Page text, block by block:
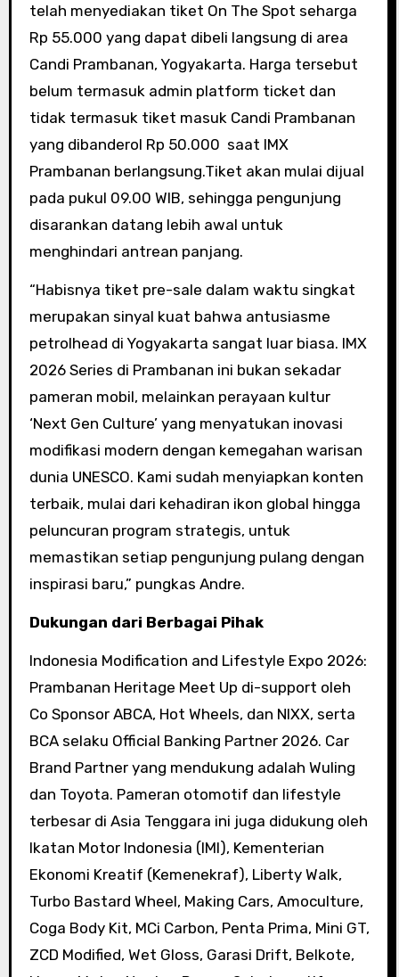
telah menyediakan tiket On The Spot seharga
Rp 55.000 yang dapat dibeli langsung di area
Candi Prambanan, Yogyakarta. Harga tersebut
belum termasuk admin platform ticket dan
tidak termasuk tiket masuk Candi Prambanan
yang dibanderol Rp 50.000 saat IMX
Prambanan berlangsung.Tiket akan mulai dijual
pada pukul 09.00 WIB, sehingga pengunjung
disarankan datang lebih awal untuk
menghindari antrean panjang.
“Habisnya tiket pre-sale dalam waktu singkat
merupakan sinyal kuat bahwa antusiasme
petrolhead di Yogyakarta sangat luar biasa. IMX
2026 Series di Prambanan ini bukan sekadar
pameran mobil, melainkan perayaan kultur
‘Next Gen Culture’ yang menyatukan inovasi
modifikasi modern dengan kemegahan warisan
dunia UNESCO. Kami sudah menyiapkan konten
terbaik, mulai dari kehadiran ikon global hingga
peluncuran program strategis, untuk
memastikan setiap pengunjung pulang dengan
inspirasi baru,” pungkas Andre.
Dukungan dari Berbagai Pihak
Indonesia Modification and Lifestyle Expo 2026:
Prambanan Heritage Meet Up di-support oleh
Co Sponsor ABCA, Hot Wheels, dan NIXX, serta
BCA selaku Official Banking Partner 2026. Car
Brand Partner yang mendukung adalah Wuling
dan Toyota. Pameran otomotif dan lifestyle
terbesar di Asia Tenggara ini juga didukung oleh
Ikatan Motor Indonesia (IMI), Kementerian
Ekonomi Kreatif (Kemenekraf), Liberty Walk,
Turbo Bastard Wheel, Making Cars, Amoculture,
Coga Body Kit, MCi Carbon, Penta Prima, Mini GT,
ZCD Modified, Wet Gloss, Garasi Drift, Belkote,